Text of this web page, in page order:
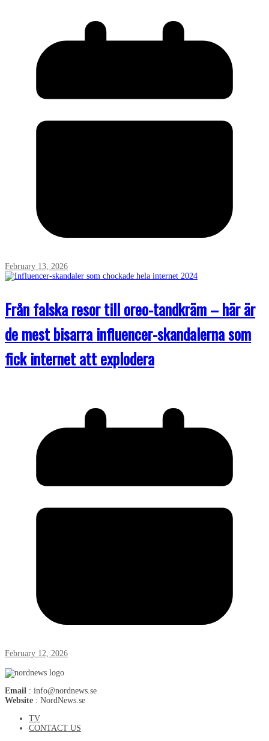
February 13, 2026
Från falska resor till oreo-tandkräm – här är
de mest bisarra influencer-skandalerna som
fick internet att explodera
February 12, 2026
Email : info@nordnews.se
Website : NordNews.se
TV
CONTACT US